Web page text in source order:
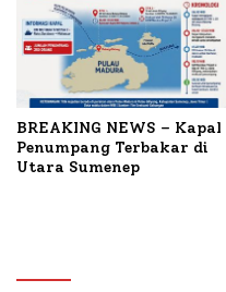
BREAKING NEWS – Kapal
Penumpang Terbakar di
Utara Sumenep